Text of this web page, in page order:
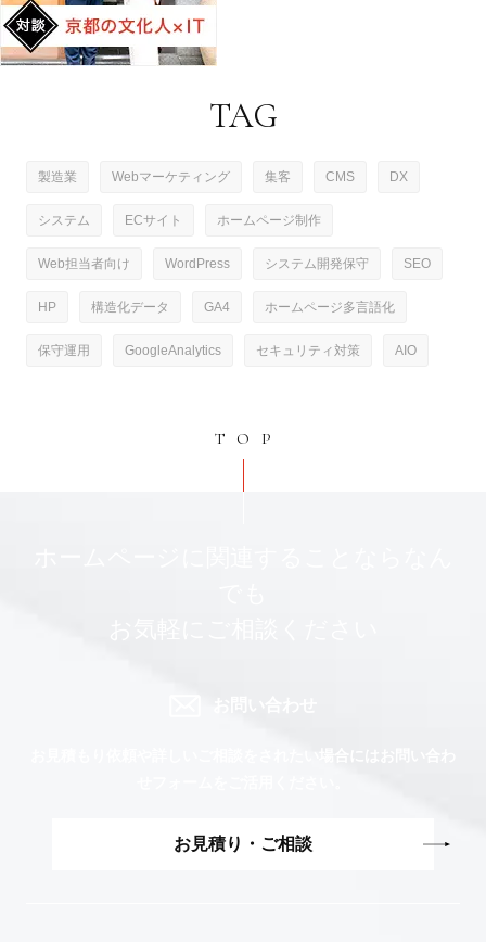
TAG
製造業 Webマーケティング 集客 CMS DX
システム ECサイト ホームページ制作
Web担当者向け WordPress システム開発保守 SEO
HP 構造化データ GA4 ホームページ多言語化
保守運用 GoogleAnalytics セキュリティ対策 AIO
TOP
お見積り・ご相談